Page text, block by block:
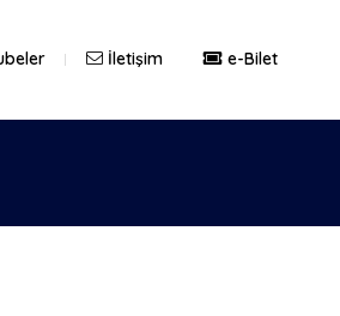
İletişim e-Bilet